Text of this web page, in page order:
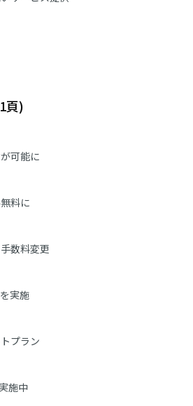
頁)
可能に
料に
数料変更
実施
プラン
施中